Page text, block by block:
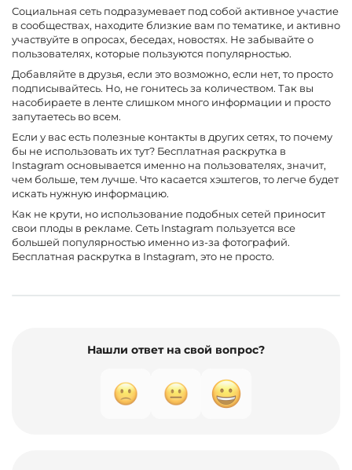
Социальная сеть подразумевает под собой активное участие
в сообществах, находите близкие вам по тематике, и активно
участвуйте в опросах, беседах, новостях. Не забывайте о
пользователях, которые пользуются популярностью.
Добавляйте в друзья, если это возможно, если нет, то просто
подписывайтесь. Но, не гонитесь за количеством. Так вы
насобираете в ленте слишком много информации и просто
запутаетесь во всем.
Если у вас есть полезные контакты в других сетях, то почему
бы не использовать их тут? Бесплатная раскрутка в
Instagram основывается именно на пользователях, значит,
чем больше, тем лучше. Что касается хэштегов, то легче будет
искать нужную информацию.
Как не крути, но использование подобных сетей приносит
свои плоды в рекламе. Сеть Instagram пользуется все
большей популярностью именно из-за фотографий.
Бесплатная раскрутка в Instagram, это не просто.
Нашли ответ на свой вопрос?